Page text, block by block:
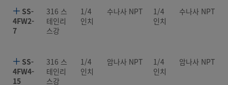
SS-
4FW2-
7
316 스
테인리
스강
1/4
인치
수나사 NPT
1/4
인치
수나사 NPT
SS-
4FW4-
15
316 스
테인리
스강
1/4
인치
암나사 NPT
1/4
인치
암나사 NPT